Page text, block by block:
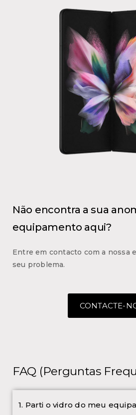
Não encontra a sua
equipamento aqui?
Entre em contacto com a nossa
seu problema.
CONTACTE-
FAQ (Perguntas
1. Parti o vidro do meu